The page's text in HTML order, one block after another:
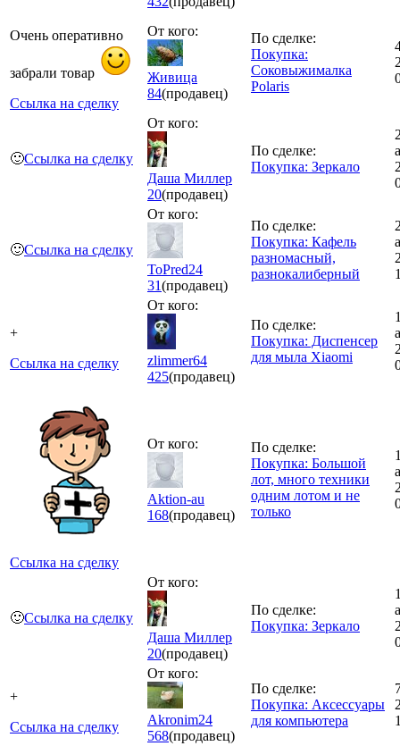
Очень оперативно
забрали товар
Ссылка на сделку
От кого:
Живица
84(продавец)
По сделке:
Покупка:
Соковыжималка
Polaris
🙂Ссылка на сделку
От кого:
Даша Миллер
20(продавец)
По сделке:
Покупка: Зеркало
🙂Ссылка на сделку
От кого:
ToPred24
31(продавец)
По сделке:
Покупка: Кафель
разномасный,
разнокалиберный
+
Ссылка на сделку
От кого:
zlimmer64
425(продавец)
По сделке:
Покупка: Диспенсер
для мыла Xiaomi
Ссылка на сделку
От кого:
Aktion-au
168(продавец)
По сделке:
Покупка: Большой
лот, много техники
одним лотом и не
только
🙂Ссылка на сделку
От кого:
Даша Миллер
20(продавец)
По сделке:
Покупка: Зеркало
+
Ссылка на сделку
От кого:
Akronim24
568(продавец)
По сделке:
Покупка: Аксессуары
для компьютера